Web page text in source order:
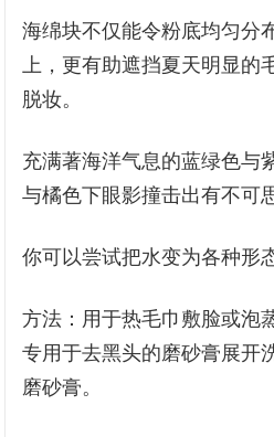
海绵块不仅能令粉底均匀分
上，更有助遮挡夏天明显的
脱妆。
充满著海洋气息的蓝绿色与
与橘色下眼影撞击出有不可
你可以尝试把水变为各种形
方法：用于热毛巾敷脸或泡
专用于去黑头的磨砂膏展开
磨砂膏。